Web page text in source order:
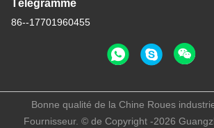
Télégramme
86--17701960455
Bonne qualité de la Chine Roues
Fournisseur. © de Copyright -2026